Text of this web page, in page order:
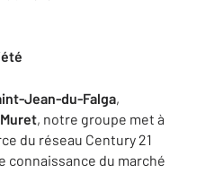
Jean-du-Falga,
Muret, notre groupe met à
du réseau Century 21
connaissance du marché